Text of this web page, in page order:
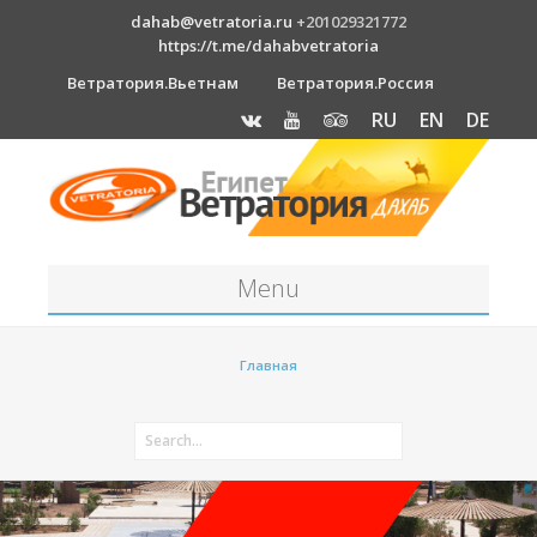
dahab@vetratoria.ru +201029321772
https://t.me/dahabvetratoria
Ветратория.Вьетнам
Ветратория.Россия
RU EN DE
Menu
Как к нам добраться?
Главная